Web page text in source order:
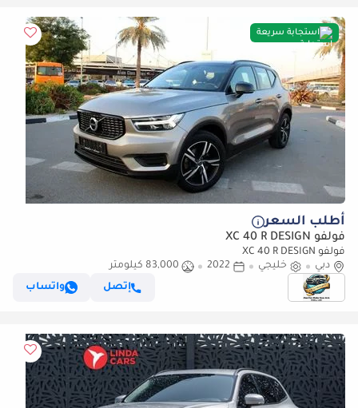
استجابة سريعة
أطلب السعر
فولفو XC 40 R DESIGN
فولفو XC 40 R DESIGN
دبي
خليجي 2022
83,000 كيلومتر
إتصل
واتساب